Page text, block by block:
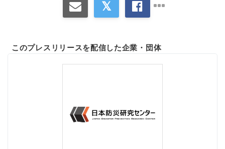
このプレスリリースを配信した企業・団体